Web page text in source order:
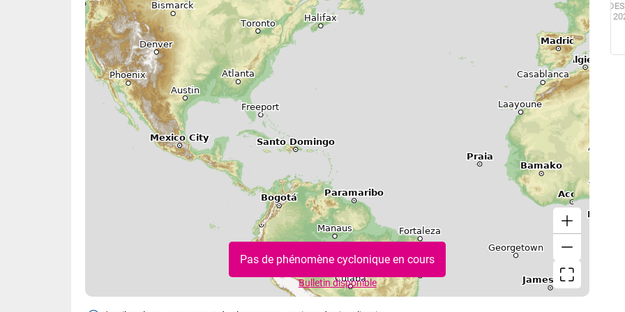
Pas de phénomène cyclonique en cours
Bulletin disponible
BULLETIN DES TENDANCES MENSUELLES ÉLABORÉ LE
24 JUILLET 2026. CES TENDANCES SONT POUR LA
GUADELOUPE ET LES ÎLES DU NORD, SAINT-MARTIN ET